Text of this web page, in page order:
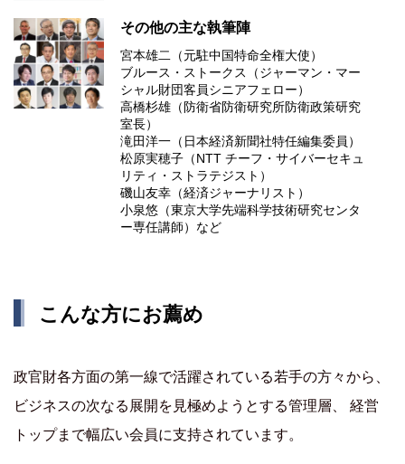
その他の主な執筆陣
宮本雄二（元駐中国特命全権大使）
ブルース・ストークス（ジャーマン・マー
シャル財団客員シニアフェロー）
高橋杉雄（防衛省防衛研究所防衛政策研究
室長）
滝田洋一（日本経済新聞社特任編集委員）
松原実穂子（NTT チーフ・サイバーセキュ
リティ・ストラテジスト）
磯山友幸（経済ジャーナリスト）
小泉悠（東京大学先端科学技術研究センタ
ー専任講師）など
こんな方にお薦め
政官財各方面の第一線で活躍されている若手の方々から、
ビジネスの次なる展開を見極めようとする管理層、 経営
トップまで幅広い会員に支持されています。